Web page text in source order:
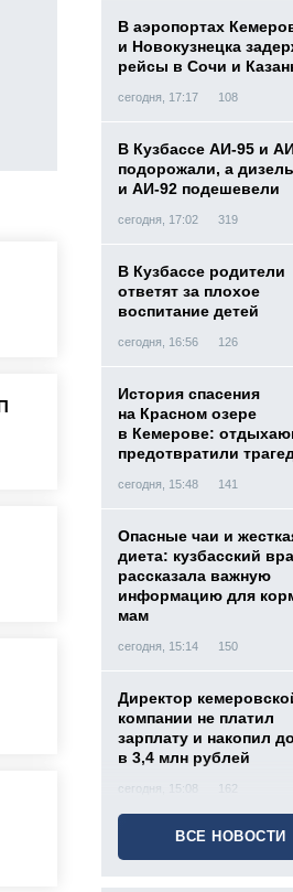
В аэропортах
и Новокузнецка
рейсы в Сочи и
сегодня, 17:17 108
В Кузбассе АИ-95 и
подорожали, а дизель
и АИ-92 подешевели
сегодня, 17:02 319
В Кузбассе родители
ответят за плохое
воспитание детей
сегодня, 16:56 126
История спасения
на Красном озере
в Кемерове:
предотвратили
сегодня, 15:48 141
Опасные чаи и
диета: кузбасский
рассказала важную
информацию для
мам
сегодня, 15:14 150
Директор
компании не платил
зарплату и накопил
в 3,4 млн рублей
сегодня, 15:08 162
ВСЕ НОВОСТИ